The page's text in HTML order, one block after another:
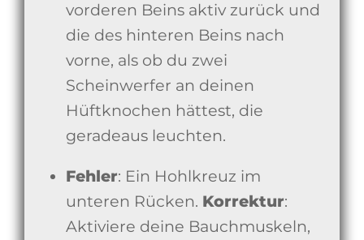
vorderen Beins aktiv zurück und
die des hinteren Beins nach
vorne, als ob du zwei
Scheinwerfer an deinen
Hüftknochen hättest, die
geradeaus leuchten.
Fehler: Ein Hohlkreuz im
unteren Rücken. Korrektur:
Aktiviere deine Bauchmuskeln,